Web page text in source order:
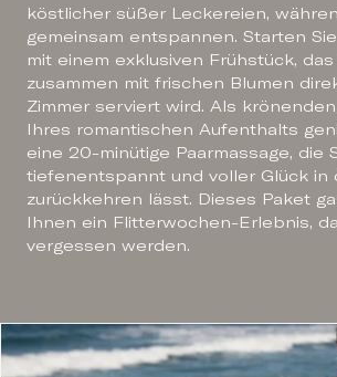
köstlicher süßer Leckereien,
gemeinsam entspannen. Starten
mit einem exklusiven Frühstück,
zusammen mit frischen Blumen
Zimmer serviert wird. Als
Ihres romantischen Aufenthalts
eine 20-minütige Paarmassage, die
tiefenentspannt und voller Glück in
zurückkehren lässt. Dieses Paket
Ihnen ein Flitterwochen-Erlebnis,
vergessen werden.